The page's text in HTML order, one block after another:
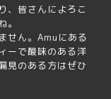
、皆さんによろこ
せん。Amuにある
ーで酸味のある洋
見のある方はぜひ